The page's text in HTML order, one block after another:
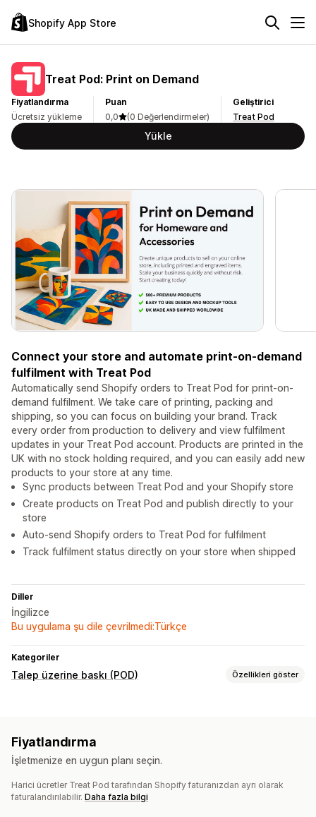
Shopify App Store
Treat Pod: Print on Demand
Fiyatlandırma
Ücretsiz yükleme
Puan
0,0
(0 Değerlendirmeler)
Geliştirici
Treat Pod
Yükle
Connect your store and automate print-on-demand
fulfilment with Treat Pod
Automatically send Shopify orders to Treat Pod for print-on-
demand fulfilment. We take care of printing, packing and
shipping, so you can focus on building your brand. Track
every order from production to delivery and view fulfilment
updates in your Treat Pod account. Products are printed in the
UK with no stock holding required, and you can easily add new
products to your store at any time.
Sync products between Treat Pod and your Shopify store
Create products on Treat Pod and publish directly to your
store
Auto-send Shopify orders to Treat Pod for fulfilment
Track fulfilment status directly on your store when shipped
Diller
İngilizce
Bu uygulama şu dile çevrilmedi:Türkçe
Kategoriler
Talep üzerine baskı (POD) Özellikleri göster
Model oluşturucu
Özel şablonlar
Ürünler
Fiyatlandırma
İşletmenize en uygun planı seçin.
Harici ücretler Treat Pod tarafından Shopify faturanızdan ayrı olarak
faturalandırılabilir. Daha fazla bilgi